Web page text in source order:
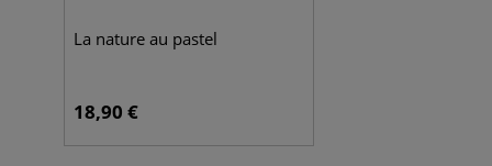
La nature au pastel
18,90 €